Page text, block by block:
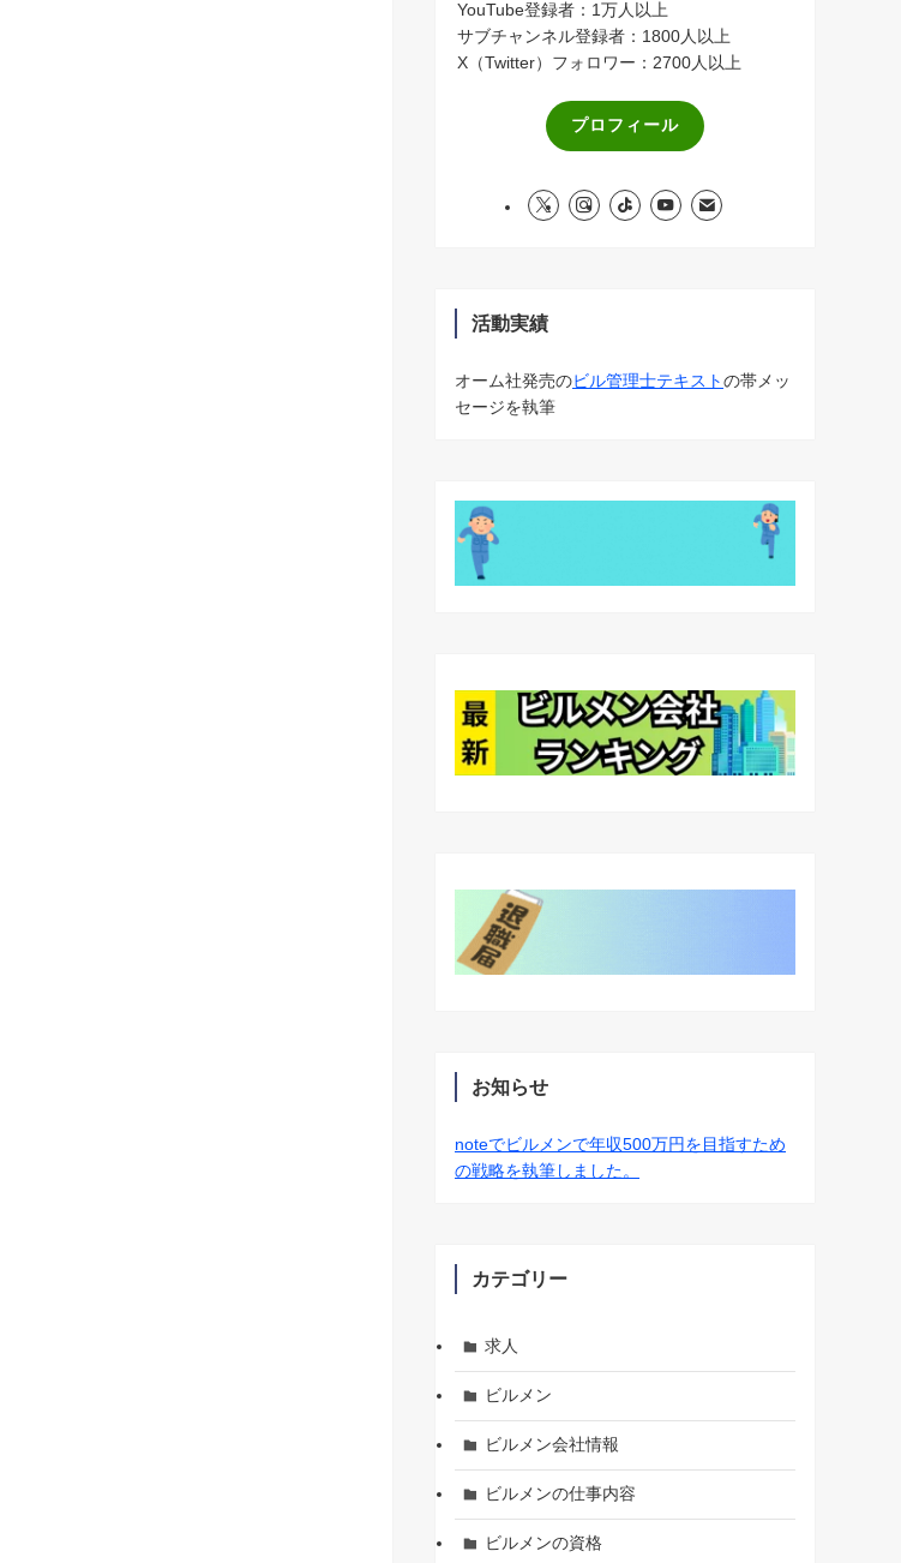
YouTube登録者：1万人以上
サブチャンネル登録者：1800人以上
X（Twitter）フォロワー：2700人以上
プロフィール
活動実績
オーム社発売のビル管理士テキストの帯メッ
セージを執筆
お知らせ
noteでビルメンで年収500万円を目指すため
の戦略を執筆しました。
カテゴリー
求人
ビルメン
ビルメン会社情報
ビルメンの仕事内容
ビルメンの資格